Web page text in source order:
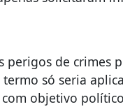
perigos de crimes
só seria
objetivo